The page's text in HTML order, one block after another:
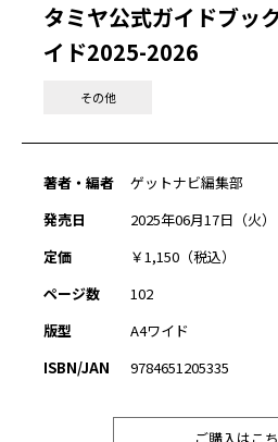
タミヤ公式ガイドブッ
イド2025-2026
その他
著者・編者
ゲットナビ編集部
発売日
2025年06月17日（火）
定価
￥1,150（税込）
ページ数
102
版型
A4ワイド
ISBN/JAN
9784651205335